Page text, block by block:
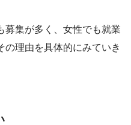
募集が多く、女性でも就業
の理由を具体的にみていき